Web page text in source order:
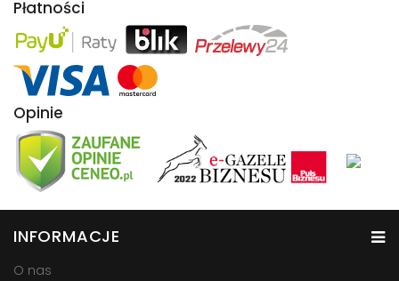
Płatności
Opinie
INFORMACJE
O nas